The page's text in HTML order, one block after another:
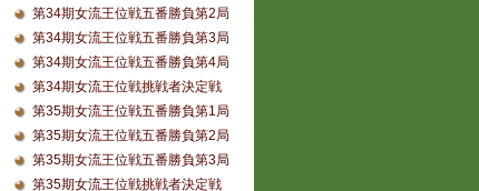
第34期女流王位戦五番勝負第2局
第34期女流王位戦五番勝負第3局
第34期女流王位戦五番勝負第4局
第34期女流王位戦挑戦者決定戦
第35期女流王位戦五番勝負第1局
第35期女流王位戦五番勝負第2局
第35期女流王位戦五番勝負第3局
第35期女流王位戦挑戦者決定戦